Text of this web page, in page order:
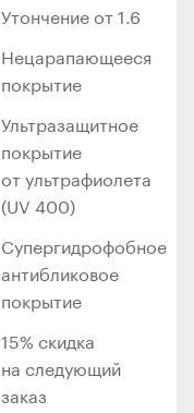
Утончение от 1.6
Нецарапающееся
покрытие
Ультразащитное
покрытие
от ультрафиолета
(UV 400)
Супергидрофобное
антибликовое
покрытие
15% скидка
на следующий
заказ